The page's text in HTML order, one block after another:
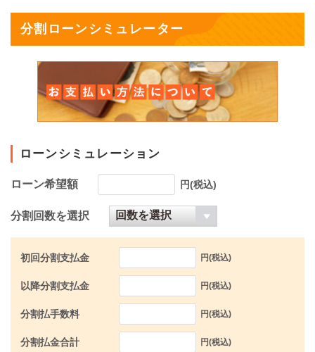
分割ローンシミュレーター
ローンシミュレーション
ローン希望額 円(税込)
分割回数を選択
初回分割支払金 円(税込)
以降分割支払金 円(税込)
分割払手数料 円(税込)
分割払金合計 円(税込)